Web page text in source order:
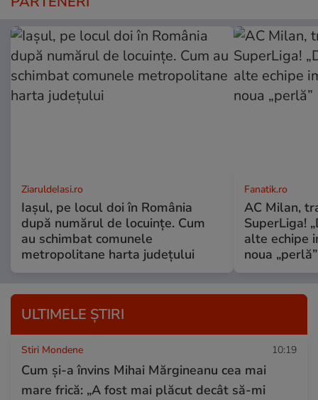
ZiaruldeIasi.ro
Iașul, pe locul doi în România
după numărul de locuințe. Cum
au schimbat comunele
metropolitane harta județului
Fanatik.ro
AC Milan,
SuperLiga!
alte echipe
noua „perlă”
ULTIMELE ȘTIRI
Stiri Mondene 10:19
Cum și-a învins Mihai Mărgineanu cea mai
mare frică: „A fost mai plăcut decât să-mi